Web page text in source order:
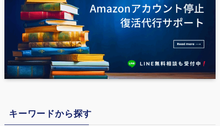
キーワードから探す